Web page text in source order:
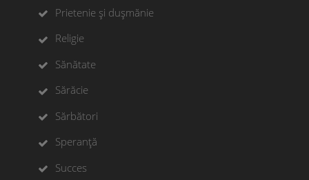
Prietenie și dușmănie
Religie
Sănătate
Sărăcie
Sărbători
Speranță
Succes